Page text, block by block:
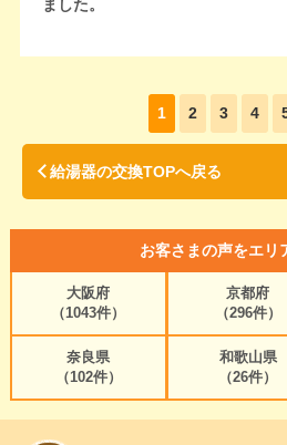
ました。
1 2 3 4
給湯器の交換TOPへ戻る
お客さまの声をエリ
大阪府
（1043件）
京都府
（296件）
奈良県
（102件）
和歌山県
（26件）